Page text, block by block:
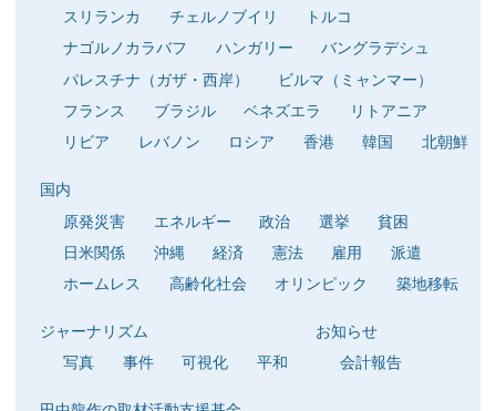
スリランカ
チェルノブイリ
トルコ
ナゴルノカラバフ
ハンガリー
バングラデシュ
パレスチナ（ガザ・西岸）
ビルマ（ミャンマー）
フランス
ブラジル ベネズエラ
リトアニア
リビア
レバノン ロシア 香港 韓国 北朝鮮
国内
原発災害
エネルギー 政治 選挙
貧困
日米関係
沖縄 経済 憲法 雇用
派遣
ホームレス
高齢化社会 オリンピック 築地移転
ジャーナリズム
写真
事件 可視化 平和
お知らせ
会計報告